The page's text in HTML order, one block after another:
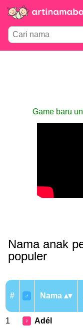
Game baru
Nama anak
populer
# ♂ Nama
1 ♀ Adél